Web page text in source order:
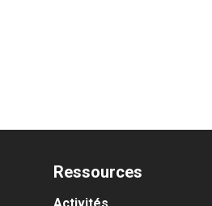
Ressources